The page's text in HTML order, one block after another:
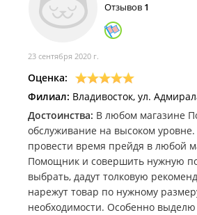
Отзывов 1
23 сентября 2020 г.
Оценка:
Филиал: Владивосток, ул.
Достоинства: В любом магазине
обслуживание на высоком
провести время прейдя в любой
Помощник и совершить нужную
выбрать, дадут толковую
нарежут товар по нужному
необходимости. Особенно